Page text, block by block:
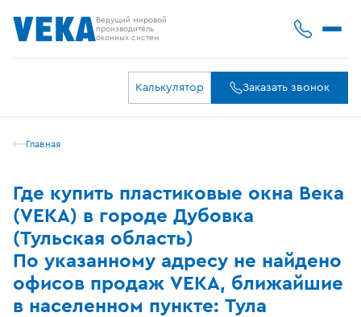
Ведущий мировой
производитель
оконных систем
Калькулятор Заказать звонок
Главная
Где купить пластиковые окна Века
(VEKA) в городе Дубовка
(Тульская область)
По указанному адресу не найдено
офисов продаж VEKA, ближайшие
в населенном пункте: Тула